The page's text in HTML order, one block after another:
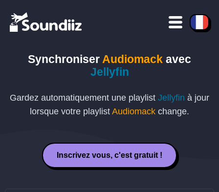
Synchroniser Audiomack avec
Jellyfin
Gardez automatiquement une playlist Jellyfin à jour
lorsque votre playlist Audiomack change.
Inscrivez vous, c'est gratuit !